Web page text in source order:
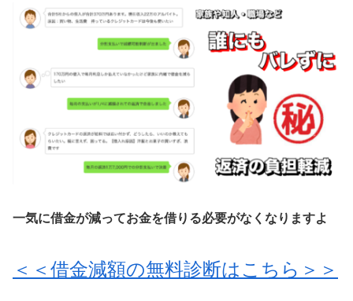
一気に借金が減ってお金を借りる必要がなくなりますよ
＜＜借金減額の無料診断はこちら＞＞